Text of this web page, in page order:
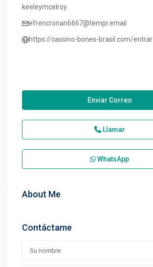
keeleymcelroy
efrencronan6667@tempr.email
https://cassino-bones-brasil.com/entrar
Enviar Correo
Llamar
WhatsApp
About Me
Contáctame